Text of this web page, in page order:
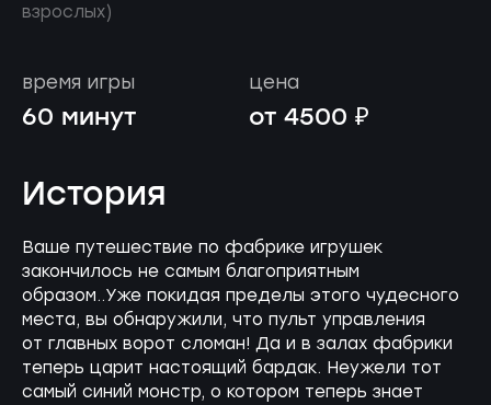
взрослых)
время игры
60 минут
цена
от 4500 ₽
История
Ваше путешествие по фабрике игрушек
закончилось не самым благоприятным
образом..Уже покидая пределы этого чудесного
места, вы обнаружили, что пульт управления
от главных ворот сломан! Да и в залах фабрики
теперь царит настоящий бардак. Неужели тот
самый синий монстр, о котором теперь знает